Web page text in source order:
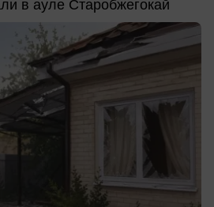
в ауле Старобжегокай